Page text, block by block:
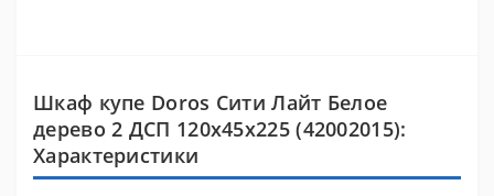
Шкаф купе Doros Сити Лайт Белое
дерево 2 ДСП 120х45х225 (42002015):
Характеристики